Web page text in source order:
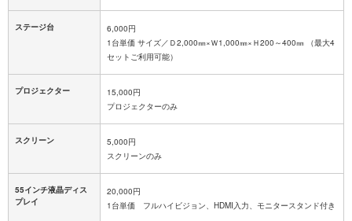
ステージ台
6,000円
1台単価 サイズ／Ｄ2,000㎜×Ｗ1,000㎜×Ｈ200～400㎜ （最大4
セットご利用可能）
プロジェクター
15,000円
プロジェクターのみ
スクリーン
5,000円
スクリーンのみ
55インチ液晶ディス
プレイ
20,000円
1台単価 フルハイビジョン、HDMI入力、モニタースタンド付き